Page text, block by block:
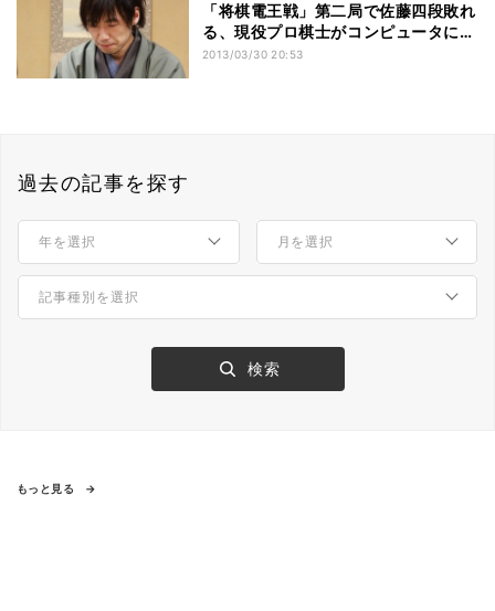
「将棋電王戦」第二局で佐藤四段敗れ
る、現役プロ棋士がコンピュータに初
の敗北
2013/03/30 20:53
過去の記事を探す
もっと見る